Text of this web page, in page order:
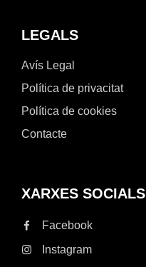
LEGALS
Avís Legal
Política de privacitat
Política de cookies
Contacte
XARXES SOCIALS
Facebook
Instagram